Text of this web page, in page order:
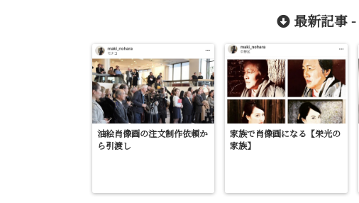
最新記事 -
油絵肖像画の注文制作依頼か
ら引渡し
家族で肖像画になる【栄光の
家族】